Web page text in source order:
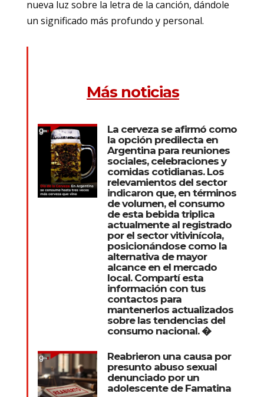
nueva luz sobre la letra de la canción, dándole
un significado más profundo y personal.
Más noticias
La cerveza se afirmó como
la opción predilecta en
Argentina para reuniones
sociales, celebraciones y
comidas cotidianas. Los
relevamientos del sector
indicaron que, en términos
de volumen, el consumo
de esta bebida triplica
actualmente al registrado
por el sector vitivinícola,
posicionándose como la
alternativa de mayor
alcance en el mercado
local. Compartí esta
información con tus
contactos para
mantenerlos actualizados
sobre las tendencias del
consumo nacional. �
Reabrieron una causa por
presunto abuso sexual
denunciado por un
adolescente de Famatina